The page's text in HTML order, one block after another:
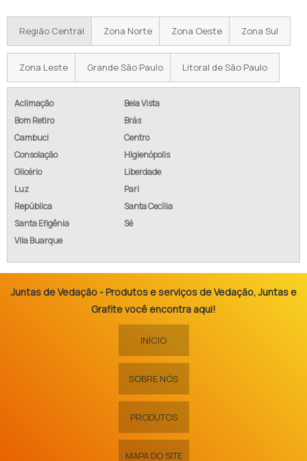
Região Central Zona Norte Zona Oeste Zona Sul
Zona Leste Grande São Paulo Litoral de São Paulo
Aclimação
Bela Vista
Bom Retiro
Brás
Cambuci
Centro
Consolação
Higienópolis
Glicério
Liberdade
Luz
Pari
República
Santa Cecília
Santa Efigênia
Sé
Vila Buarque
Juntas de Vedação - Produtos e serviços de Vedação, Juntas e
Grafite você encontra aqui!
INÍCIO
SOBRE NÓS
PRODUTOS
MAPA DO SITE